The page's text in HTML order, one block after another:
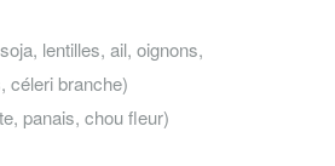
lentilles, ail, oignons,
céleri branche)
panais, chou fleur)